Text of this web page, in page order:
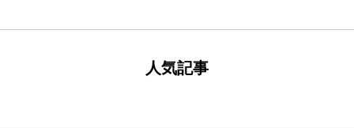
人気記事